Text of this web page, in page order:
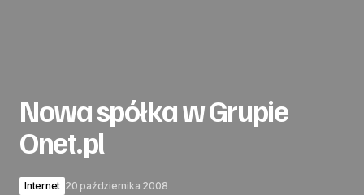
Nowa spółka w Grupie
Onet.pl
Internet 20 października 2008